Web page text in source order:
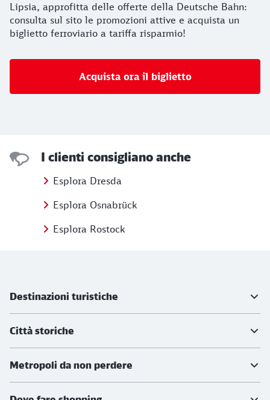
Lipsia, approfitta delle offerte della Deutsche Bahn:
consulta sul sito le promozioni attive e acquista un
biglietto ferroviario a tariffa risparmio!
Acquista ora il biglietto
I clienti consigliano anche
Esplora Dresda
Esplora Osnabrück
Esplora Rostock
Destinazioni turistiche
Città storiche
Metropoli da non perdere